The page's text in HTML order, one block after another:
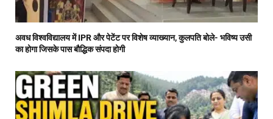
अवध विश्वविद्यालय में IPR और पेटेंट पर विशेष व्याख्यान, कुलपति बोले- भविष्य उसी
का होगा जिसके पास बौद्धिक संपदा होगी